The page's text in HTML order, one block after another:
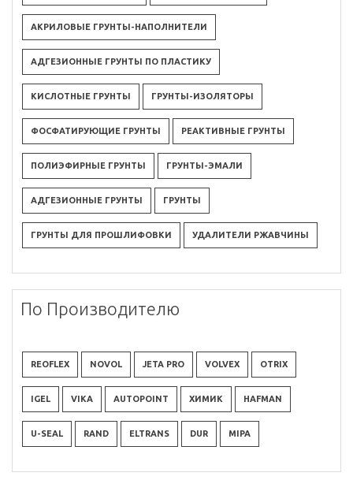
АКРИЛОВЫЕ ГРУНТЫ-НАПОЛНИТЕЛИ
АДГЕЗИОННЫЕ ГРУНТЫ ПО ПЛАСТИКУ
КИСЛОТНЫЕ ГРУНТЫ ГРУНТЫ-ИЗОЛЯТОРЫ
ФОСФАТИРУЮЩИЕ ГРУНТЫ РЕАКТИВНЫЕ ГРУНТЫ
ПОЛИЭФИРНЫЕ ГРУНТЫ ГРУНТЫ-ЭМАЛИ
АДГЕЗИОННЫЕ ГРУНТЫ ГРУНТЫ
ГРУНТЫ ДЛЯ ПРОШЛИФОВКИ УДАЛИТЕЛИ РЖАВЧИНЫ
По Производителю
REOFLEX NOVOL JETA PRO VOLVEX OTRIX
IGEL VIKA AUTOPOINT ХИМИК HAFMAN
U-SEAL RAND ELTRANS DUR MIPA